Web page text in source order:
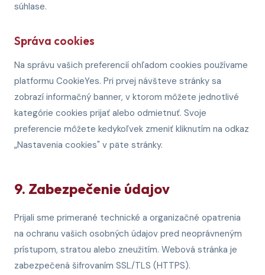
súhlase.
Správa cookies
Na správu vašich preferencií ohľadom cookies používame
platformu CookieYes. Pri prvej návšteve stránky sa
zobrazí informačný banner, v ktorom môžete jednotlivé
kategórie cookies prijať alebo odmietnuť. Svoje
preferencie môžete kedykoľvek zmeniť kliknutím na odkaz
„Nastavenia cookies" v päte stránky.
9. Zabezpečenie údajov
Prijali sme primerané technické a organizačné opatrenia
na ochranu vašich osobných údajov pred neoprávneným
prístupom, stratou alebo zneužitím. Webová stránka je
zabezpečená šifrovaním SSL/TLS (HTTPS).